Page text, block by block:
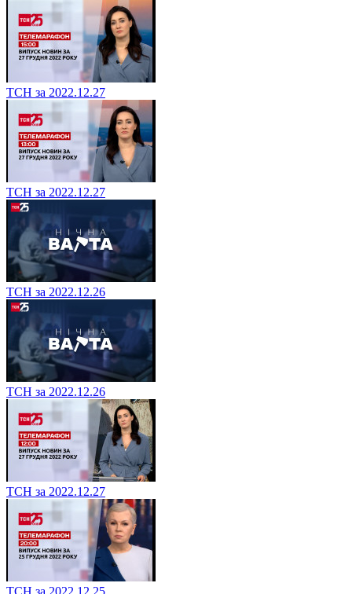
ТСН за 2022.12.27
ТСН за 2022.12.27
ТСН за 2022.12.26
ТСН за 2022.12.26
ТСН за 2022.12.27
ТСН за 2022.12.25